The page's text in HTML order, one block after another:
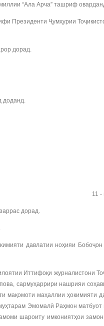
“Ала Арча” ташриф
Президенти Ҷумҳурии
дорад.
доданд.
11 -
дорад.
давлатии ноҳияи
Иттифоқи журналистони
сармуҳаррири нашрияи
мақомоти маҳаллии ҳокимияти
Эмомалӣ Раҳмон матбуот
шароиту имкониятҳои